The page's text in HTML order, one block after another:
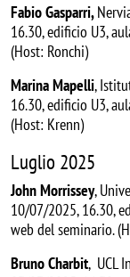
Fabio Gasparri,
16.30, edificio U3,
(Host: Ronchi)
Marina Mapelli,
16.30, edificio U3,
(Host: Krenn)
Luglio 2025
John Morrissey,
10/07/2025, 16.30,
web del seminario.
Bruno Charbit, UCL